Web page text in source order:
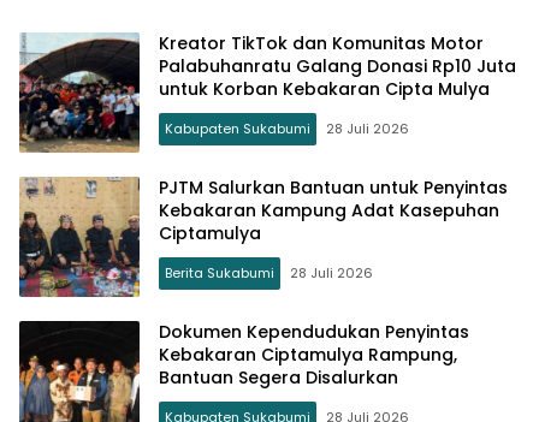
Kreator TikTok dan Komunitas Motor
Palabuhanratu Galang Donasi Rp10 Juta
untuk Korban Kebakaran Cipta Mulya
Kabupaten Sukabumi 28 Juli 2026
PJTM Salurkan Bantuan untuk Penyintas
Kebakaran Kampung Adat Kasepuhan
Ciptamulya
Berita Sukabumi 28 Juli 2026
Dokumen Kependudukan Penyintas
Kebakaran Ciptamulya Rampung,
Bantuan Segera Disalurkan
Kabupaten Sukabumi 28 Juli 2026